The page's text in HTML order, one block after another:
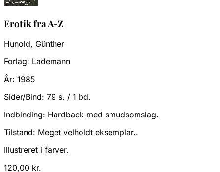
Erotik fra A-Z
Hunold, Günther
Forlag: Lademann
År: 1985
Sider/Bind: 79 s. / 1 bd.
Indbinding: Hardback med smudsomslag.
Tilstand: Meget velholdt eksemplar..
Illustreret i farver.
120,00 kr.